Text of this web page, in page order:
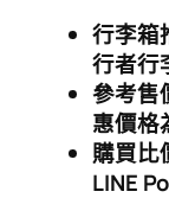
行李箱
行者行
參考售
惠價格
購買比
LINE